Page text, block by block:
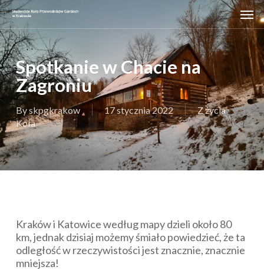
Skip
to
main
content
Spotkanie w Chacie na
Zagroniu
Byskpgkrakow 17 stycznia 2022
Z życia
Koła
Kraków i Katowice według mapy dzieli około 80
km, jednak dzisiaj możemy śmiało powiedzieć, że ta
odległość w rzeczywistości jest znacznie, znacznie
mniejsza!